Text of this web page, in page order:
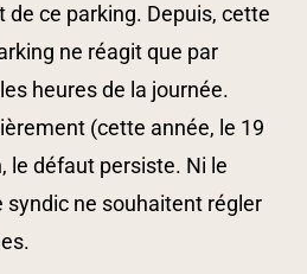
ce parking. Depuis, cette
ne réagit que par
heures de la journée.
(cette année, le 19
le défaut persiste. Ni le
syndic ne souhaitent régler